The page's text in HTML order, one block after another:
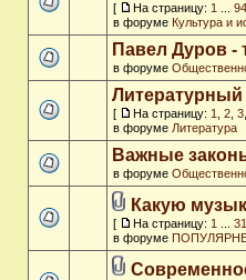
[ На страницу: 1 94
в форуме Культура и
Павел Дуров -
в форуме
Литературный
[ На страницу: 1 2 3
в форуме Литература
Важные
в форуме
Какую
[ На страницу: 1
в форуме